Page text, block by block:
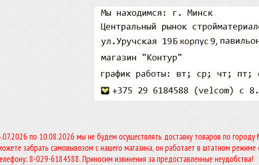
по 10.08.2026 мы не будем осуществлять доставку товаров по городу
забрать самовывозом с нашего магазина, он работает в штатном
8-029-6184588. Приносим извинения за предоставленные неудобства!